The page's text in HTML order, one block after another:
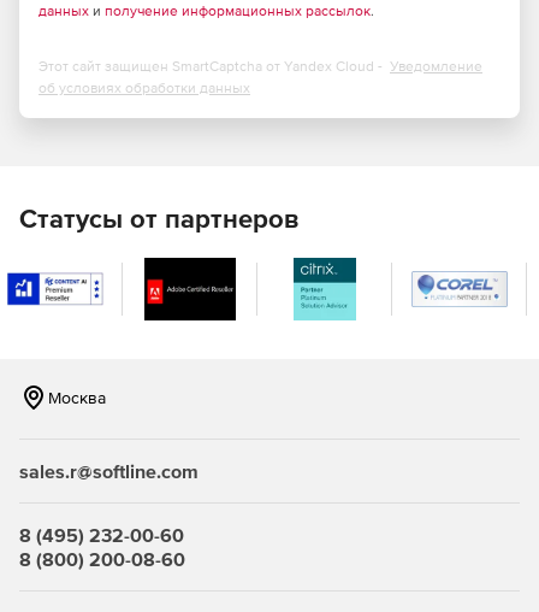
данных и получение информационных рассылок.
Этот сайт защищен SmartCaptcha от Yandex Cloud - Уведомление
об условиях обработки данных
Статусы от партнеров
Москва
sales.r@softline.com
8 (495) 232-00-60
8 (800) 200-08-60